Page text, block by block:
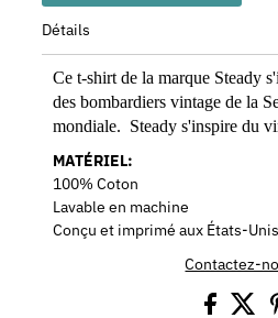
Détails
Ce t-shirt de la marque Steady
des bombardiers vintage de la
mondiale. Steady s'inspire du
MATÉRIEL:
100% Coton
Lavable en machine
Conçu et imprimé aux États-Unis
Contactez-